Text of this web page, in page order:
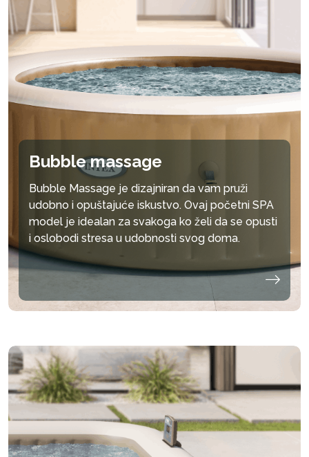
Bubble massage
Bubble Massage je dizajniran da vam pruži
udobno i opuštajuće iskustvo. Ovaj početni SPA
model je idealan za svakoga ko želi da se opusti
i oslobodi stresa u udobnosti svog doma.